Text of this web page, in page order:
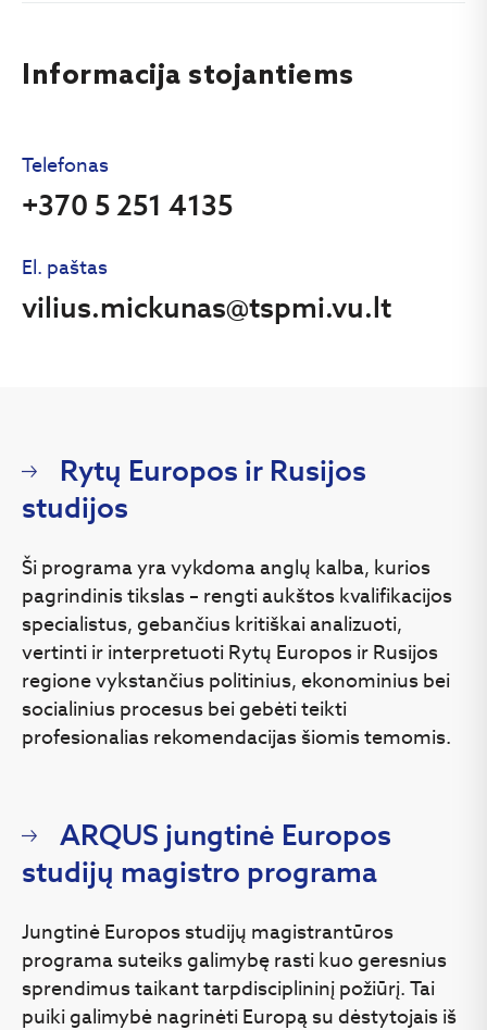
Informacija stojantiems
Telefonas
+370 5 251 4135
El. paštas
vilius.mickunas@tspmi.vu.lt
Rytų Europos ir Rusijos
studijos
Ši programa yra vykdoma anglų kalba, kurios
pagrindinis tikslas – rengti aukštos kvalifikacijos
specialistus, gebančius kritiškai analizuoti,
vertinti ir interpretuoti Rytų Europos ir Rusijos
regione vykstančius politinius, ekonominius bei
socialinius procesus bei gebėti teikti
profesionalias rekomendacijas šiomis temomis.
ARQUS jungtinė Europos
studijų magistro programa
Jungtinė Europos studijų magistrantūros
programa suteiks galimybę rasti kuo geresnius
sprendimus taikant tarpdisciplininį požiūrį. Tai
puiki galimybė nagrinėti Europą su dėstytojais iš